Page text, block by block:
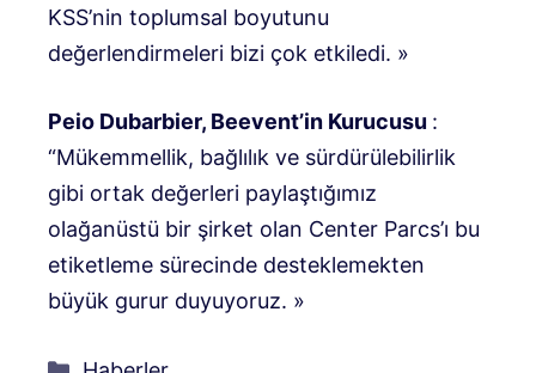
KSS’nin toplumsal boyutunu
değerlendirmeleri bizi çok etkiledi. »
Peio Dubarbier, Beevent’in Kurucusu :
“Mükemmellik, bağlılık ve sürdürülebilirlik
gibi ortak değerleri paylaştığımız
olağanüstü bir şirket olan Center Parcs’ı bu
etiketleme sürecinde desteklemekten
büyük gurur duyuyoruz. »
Kategoriler